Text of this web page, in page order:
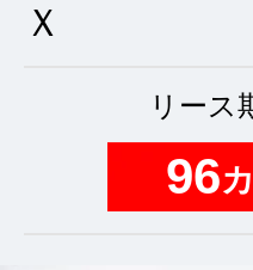
Ｘ
リース
96